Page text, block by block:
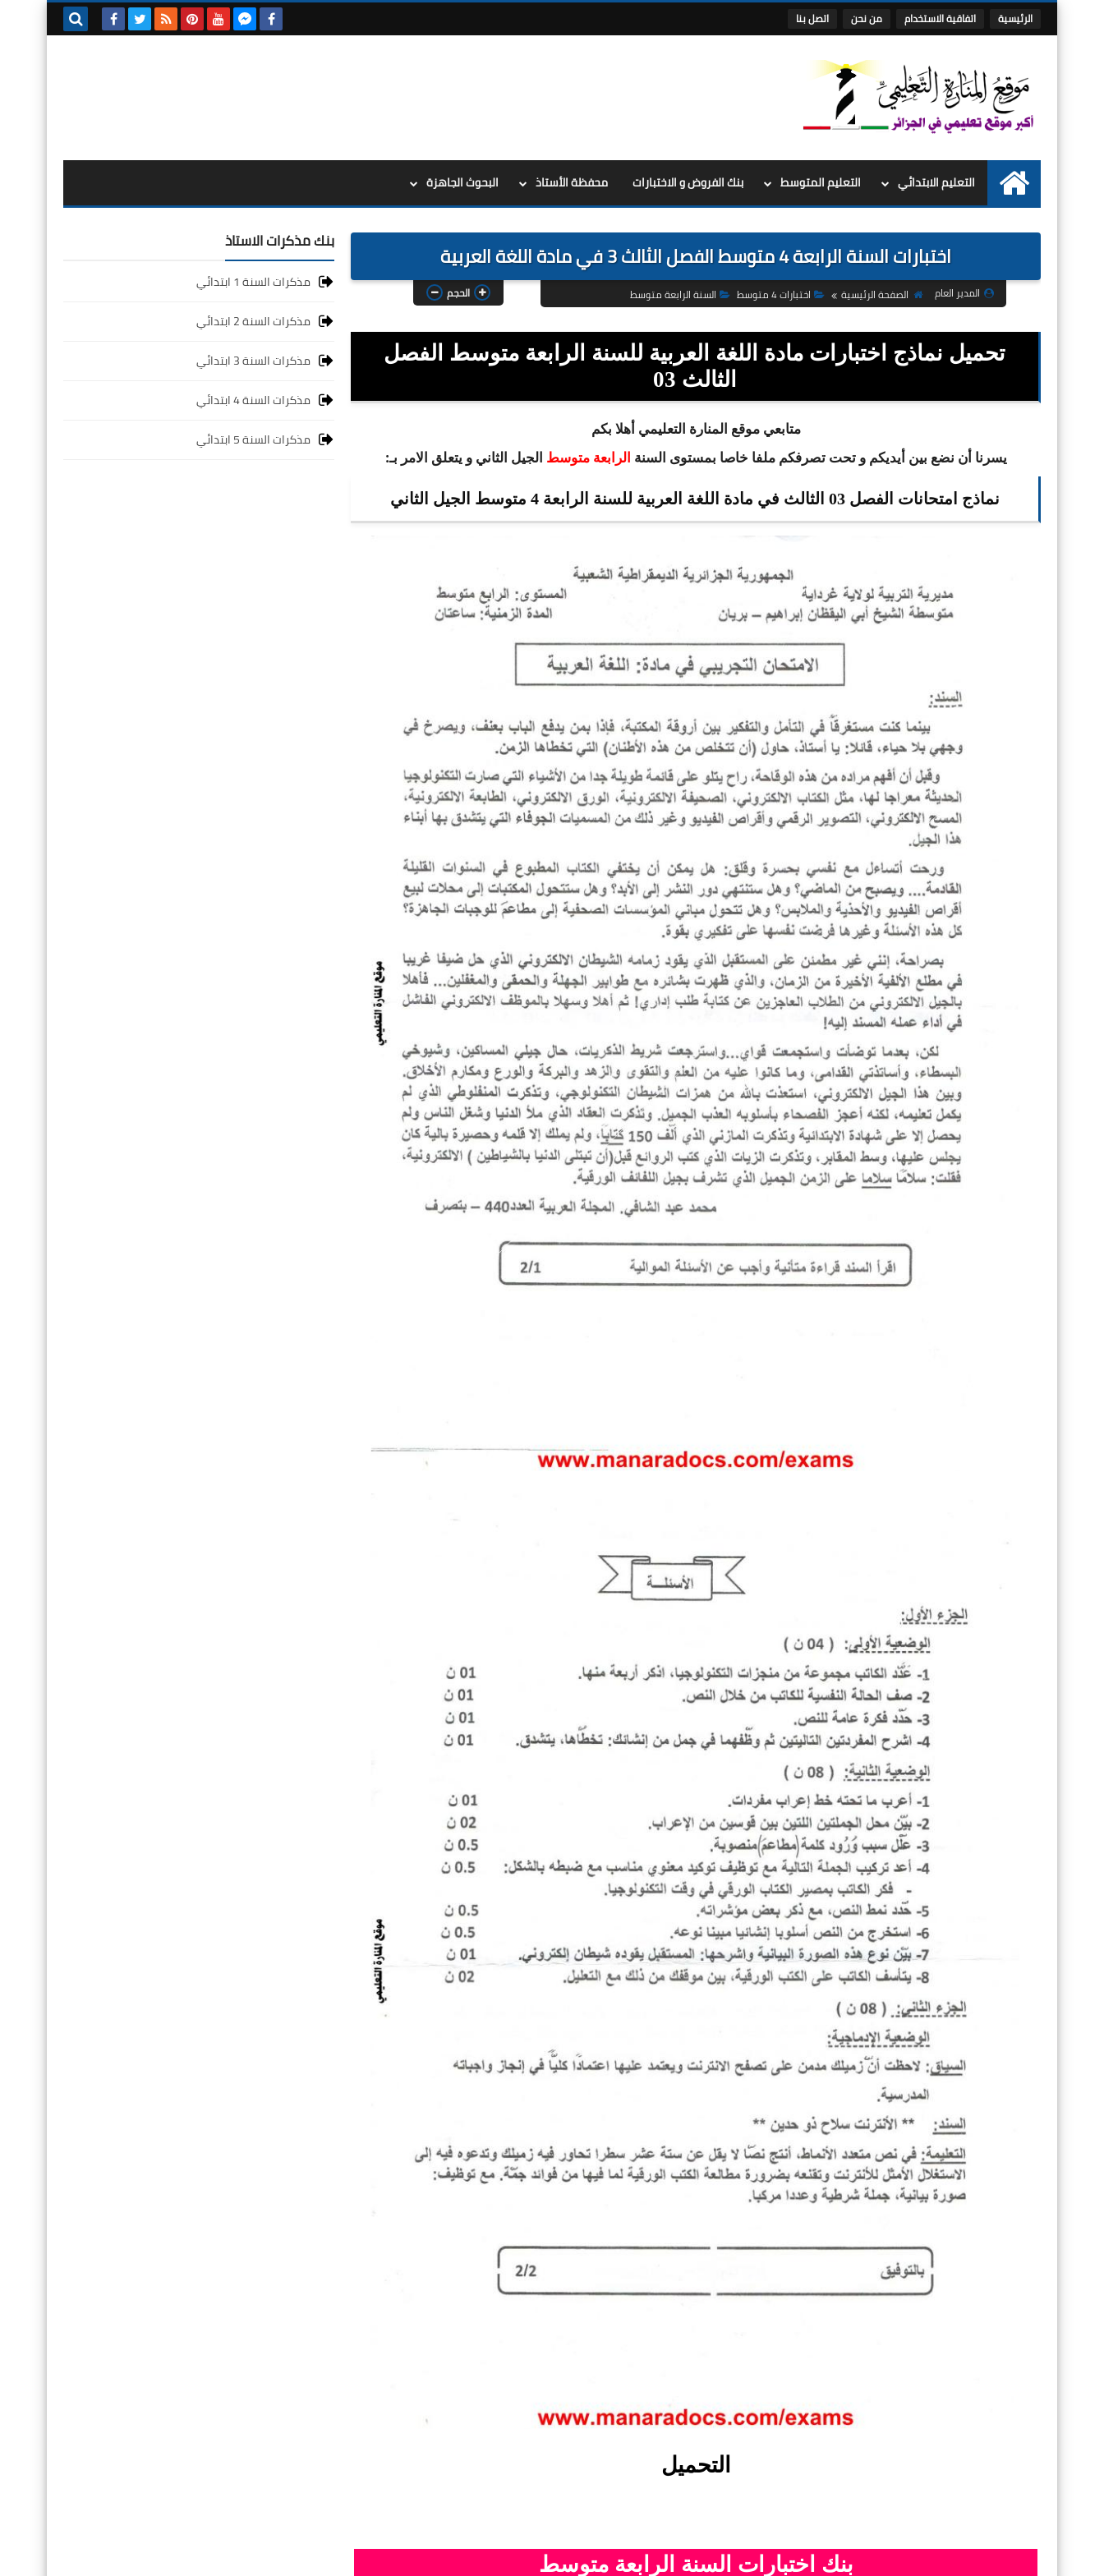
الرئيسية اتفاقية الاستخدام من نحن اتصل بنا
الرئيسية
التعليم الابتدائي التعليم المتوسط بنك الفروض و الاختبارات محفظة الأستاذ البحوث الجاهزة
اختبارات السنة الرابعة 4 متوسط الفصل الثالث 3 في مادة اللغة العربية
المدير العام الصفحة الرئيسية اختبارات 4 متوسط السنة الرابعة متوسط الحجم
تحميل نماذج اختبارات مادة اللغة العربية للسنة الرابعة متوسط الفصل
الثالث 03
متابعي موقع المنارة التعليمي أهلا بكم
يسرنا أن نضع بين أيديكم و تحت تصرفكم ملفا خاصا بمستوى السنة الرابعة متوسط الجيل الثاني و يتعلق الامر بـ:
نماذج امتحانات الفصل 03 الثالث في مادة اللغة العربية للسنة الرابعة 4 متوسط الجيل الثاني
التحميل
بنك اختبارات السنة الرابعة متوسط
بنك مذكرات الاستاذ
مذكرات السنة 1 ابتدائي
مذكرات السنة 2 ابتدائي
مذكرات السنة 3 ابتدائي
مذكرات السنة 4 ابتدائي
مذكرات السنة 5 ابتدائي